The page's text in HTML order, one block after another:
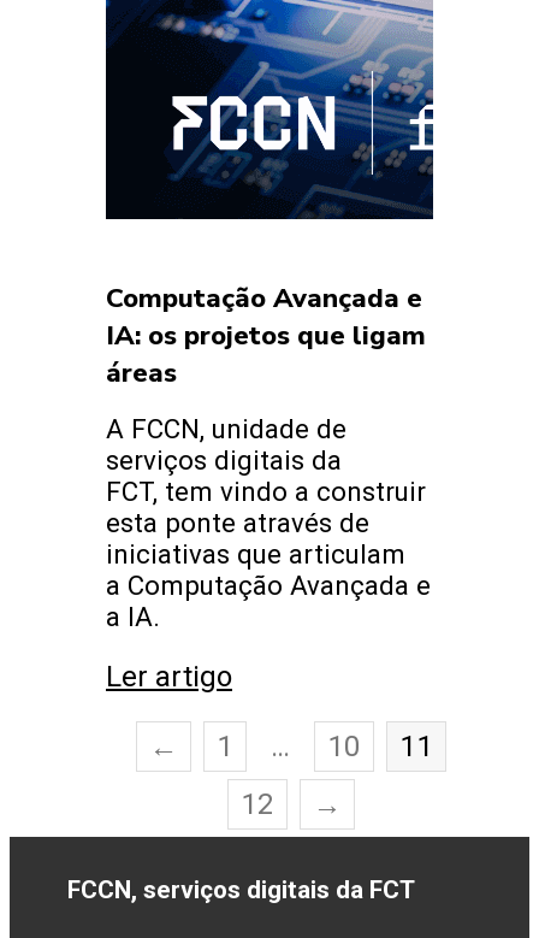
Computação Avançada e
IA: os projetos que ligam as duas
áreas
A FCCN, unidade de
serviços digitais da
FCT, tem vindo a construir
esta ponte através de
iniciativas que articulam
a Computação Avançada e
a IA.
Ler artigo
← 1 … 10
11
12
→
FCCN, serviços digitais da FCT